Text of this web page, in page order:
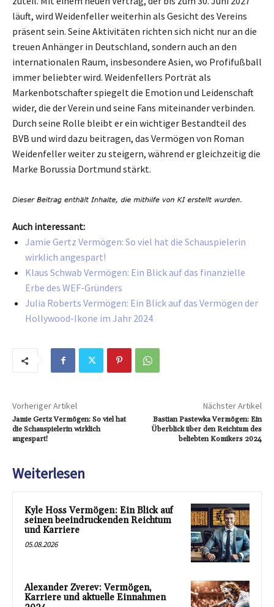
läuft, wird Weidenfeller weiterhin als Gesicht des Vereins
präsent sein. Seine Aktivitäten richten sich nicht nur an die
treuen Anhänger in Deutschland, sondern auch an den
internationalen Raum, insbesondere Asien, wo Profifußball
immer beliebter wird. Weidenfellers Porträt als
Markenbotschafter spiegelt die Emotion und Leidenschaft
wider, die der Verein und seine Fans miteinander verbinden.
Durch seine Rolle bleibt er ein wichtiger Bestandteil des
BVB und wird dazu beitragen, das Vermögen von Roman
Weidenfeller weiter zu steigern, während er gleichzeitig die
Marke Borussia Dortmund stärkt.
Auch interessant:
Jamie Gertz Vermögen: So viel hat die Schauspielerin
wirklich angespart!
Klaus Schwab Vermögen: Ein Blick auf das finanzielle
Erbe des WEF-Gründers
Julia Roberts Vermögen: Ein Blick auf das Vermögen der
Hollywood-Ikone im Jahr 2024
Vorheriger Artikel
Jamie Gertz Vermögen: So viel hat
die Schauspielerin wirklich
angespart!
Nächster Artikel
Bastian Pastewka Vermögen: Ein
Überblick über den Reichtum des
beliebten Komikers 2024
Weiterlesen
Kyle Hoss Vermögen: Ein Blick auf
seinen beeindruckenden Reichtum
und Karriere
05.08.2026
Alexander Zverev: Vermögen,
Karriere und aktuelle Einnahmen